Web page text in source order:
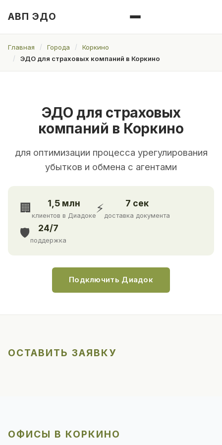
АВП ЭДО
Главная Города
Коркино
ЭДО для страховых компаний в Коркино
ЭДО для страховых
компаний в Коркино
для оптимизации процесса урегулирования
убытков и обмена с агентами
🏢 1,5 млн
клиентов в Диадоке
⚡ 7 сек
доставка документа
🛡️ 24/7
поддержка
Подключить Диадок
ОСТАВИТЬ ЗАЯВКУ
ОФИСЫ В КОРКИНО